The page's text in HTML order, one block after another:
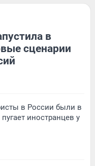
в
сценарии
в России были в
иностранцев у